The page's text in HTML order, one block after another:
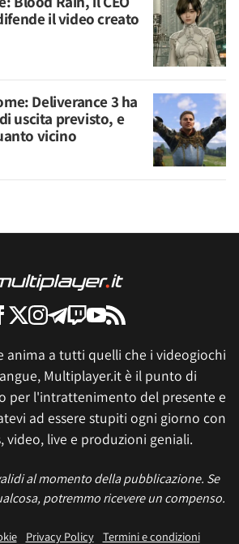
il video creato
Deliverance 3 ha
uscita previsto, e
vicino
anima a tutti quelli che i videogiochi
Multiplayer.it è il punto di
per l'intrattenimento del presente e
ad essere stupiti ogni giorno con
video, live e produzioni geniali.
al momento della pubblicazione. Se
potremmo ricevere un compenso.
Privacy Policy Termini e condizioni